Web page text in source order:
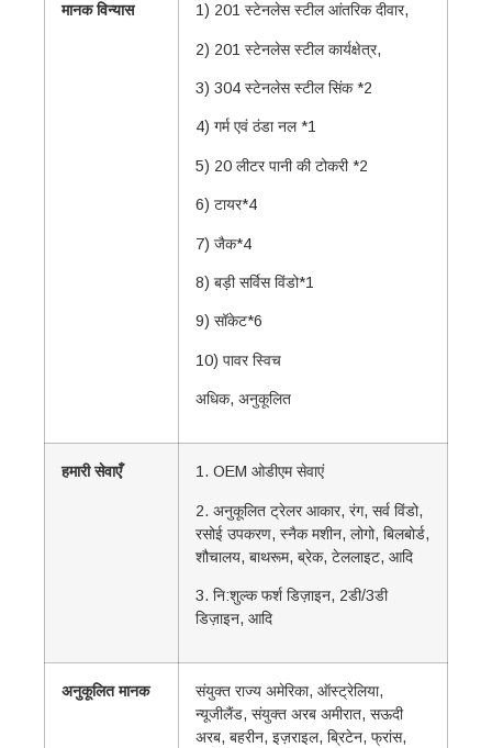
मानक विन्यास 1) 201 स्टेनलेस स्टील आंतरिक दीवार,
2) 201 स्टेनलेस स्टील कार्यक्षेत्र,
3) 304 स्टेनलेस स्टील सिंक *2
4) गर्म एवं ठंडा नल *1
5) 20 लीटर पानी की टोकरी *2
6) टायर*4
7) जैक*4
8) बड़ी सर्विस विंडो*1
9) सॉकेट*6
10) पावर स्विच
अधिक, अनुकूलित
हमारी सेवाएँ 1. OEM ओडीएम सेवाएं
2. अनुकूलित ट्रेलर आकार, रंग, सर्व विंडो,
रसोई उपकरण, स्नैक मशीन, लोगो, बिलबोर्ड,
शौचालय, बाथरूम, ब्रेक, टेललाइट, आदि
3. नि:शुल्क फर्श डिज़ाइन, 2डी/3डी
डिज़ाइन, आदि
अनुकूलित मानक
संयुक्त राज्य अमेरिका, ऑस्ट्रेलिया,
न्यूजीलैंड, संयुक्त अरब अमीरात, सऊदी
अरब, बहरीन, इज़राइल, ब्रिटेन, फ्रांस,